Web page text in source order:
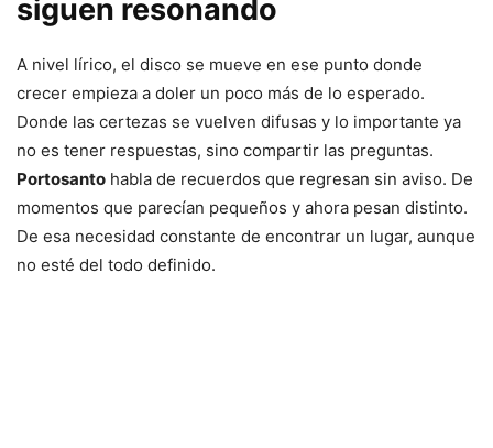
siguen resonando
A nivel lírico, el disco se mueve en ese punto donde
crecer empieza a doler un poco más de lo esperado.
Donde las certezas se vuelven difusas y lo importante ya
no es tener respuestas, sino compartir las preguntas.
Portosanto habla de recuerdos que regresan sin aviso. De
momentos que parecían pequeños y ahora pesan distinto.
De esa necesidad constante de encontrar un lugar, aunque
no esté del todo definido.